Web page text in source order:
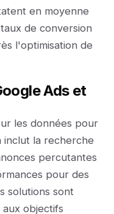
en moyenne
de conversion
l'optimisation de
Ads et
les données pour
inclut la recherche
percutantes
pour des
solutions sont
objectifs